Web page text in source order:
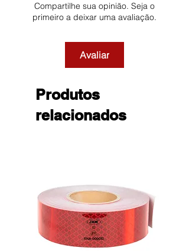
Compartilhe sua opinião. Seja o
primeiro a deixar uma avaliação.
Avaliar
Produtos
relacionados